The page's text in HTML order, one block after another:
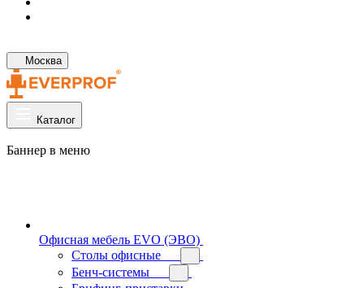
Москва
Каталог
Баннер в меню
Офисная мебель EVO (ЭВО)
Cтолы офисные
Бенч-системы